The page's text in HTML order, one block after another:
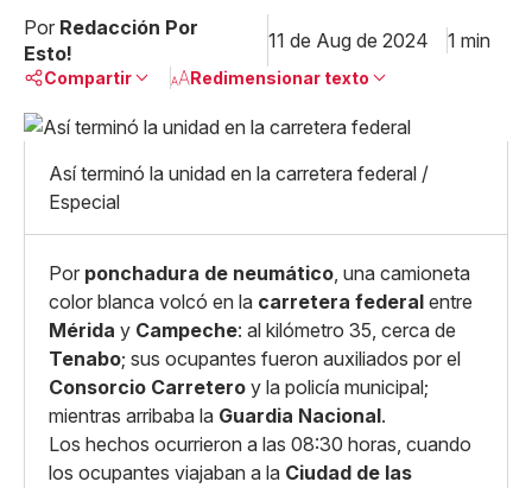
Por Redacción Por
Esto!
11 de Aug de 2024 1 min
Compartir
Facebook
X
Whatsapp
Copiar enlace
Redimensionar texto
Mediano
Así terminó la unidad en la carretera federal /
Especial
Por ponchadura de neumático, una camioneta
color blanca volcó en la carretera federal entre
Mérida y Campeche: al kilómetro 35, cerca de
Tenabo; sus ocupantes fueron auxiliados por el
Consorcio Carretero y la policía municipal;
mientras arribaba la Guardia Nacional.
Los hechos ocurrieron a las 08:30 horas, cuando
los ocupantes viajaban a la Ciudad de las